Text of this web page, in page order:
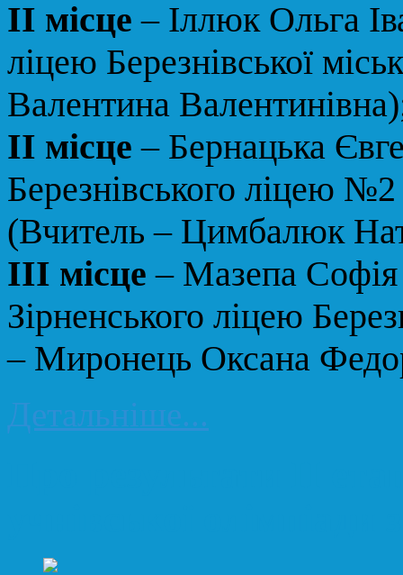
ІІ місце – Іллюк Ольга
ліцею Березнівської
Валентина
ІІ місце – Бернацька
Березнівського ліцею №2
(Вчитель – Цимбалюк
ІІІ місце – Мазепа
Зірненського ліцею
– Миронець Оксана
Детальніше...